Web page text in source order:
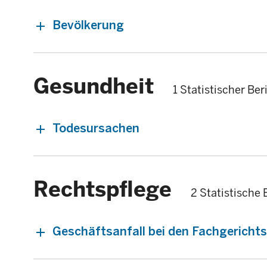
Bevölkerung
Gesundheit 1 Statistischer
Todesursachen
Rechtspflege 2 Statistische
Geschäftsanfall bei den